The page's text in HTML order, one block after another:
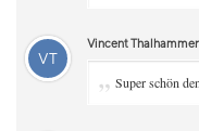
VT
Vincent Thalhammer
„ Super schön